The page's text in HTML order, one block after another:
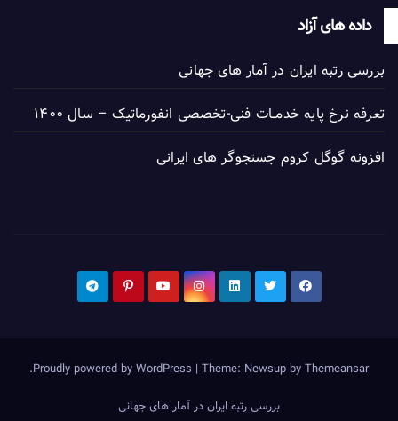
داده های آزاد
بررسی رتبه ایران در آمار های جهانی
تعرفه نرخ پایه خدمــات فنی-تخصصی انفورماتیک – سال ۱۴۰۰
افزونه گوگل کروم جستجوگر های ایرانی
Proudly powered by WordPress | Theme: Newsup byThemeansar
.
بررسی رتبه ایران در آمار های جهانی